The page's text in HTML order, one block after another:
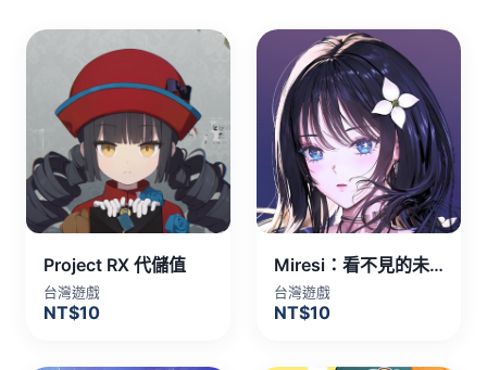
Project RX 代儲值
台灣遊戲
NT$10
Miresi：看不見的未來 代儲值
台灣遊戲
NT$10